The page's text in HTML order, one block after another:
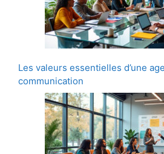
Les valeurs essentielles d’une
communication